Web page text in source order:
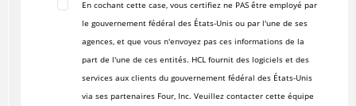
En cochant cette case, vous certifiez ne PAS être employé par
le gouvernement fédéral des États-Unis ou par l'une de ses
agences, et que vous n'envoyez pas ces informations de la
part de l'une de ces entités. HCL fournit des logiciels et des
services aux clients du gouvernement fédéral des États-Unis
via ses partenaires Four, Inc. Veuillez contacter cette équipe